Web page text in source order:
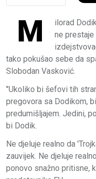
M
ilorad
ne prestaje
tako pokušao sebe da
Slobodan Vasković.
"Ukoliko bi šefovi tih
pregovora sa Dodikom,
predumišljajem. Jedini,
bi Dodik.
Ne djeluje realno da
zauvijek. Ne djeluje
ponovo snažno pritisne,